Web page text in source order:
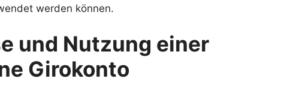
werden können.
und Nutzung einer
Girokonto